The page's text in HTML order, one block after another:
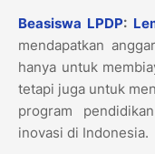
Beasiswa LPDP:
mendapatkan
hanya untuk
tetapi juga untuk
program
inovasi di Indonesia.